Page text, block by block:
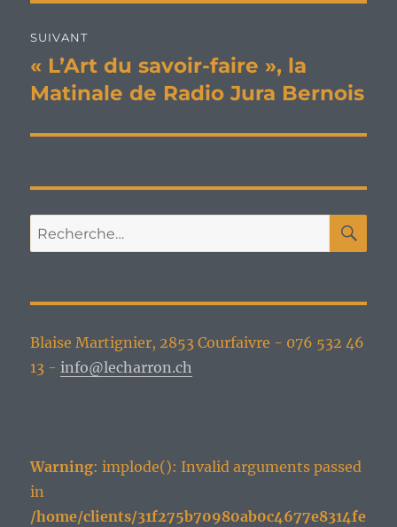
SUIVANT
Publication
suivante :
« L’Art du savoir-faire », la
Matinale de Radio Jura Bernois
Recherche
pour :
Blaise Martignier, 2853 Courfaivre - 076 532 46
13 -info@lecharron.ch
Warning: implode(): Invalid arguments passed
in
/home/clients/31f275b70980ab0c4677e8314fe